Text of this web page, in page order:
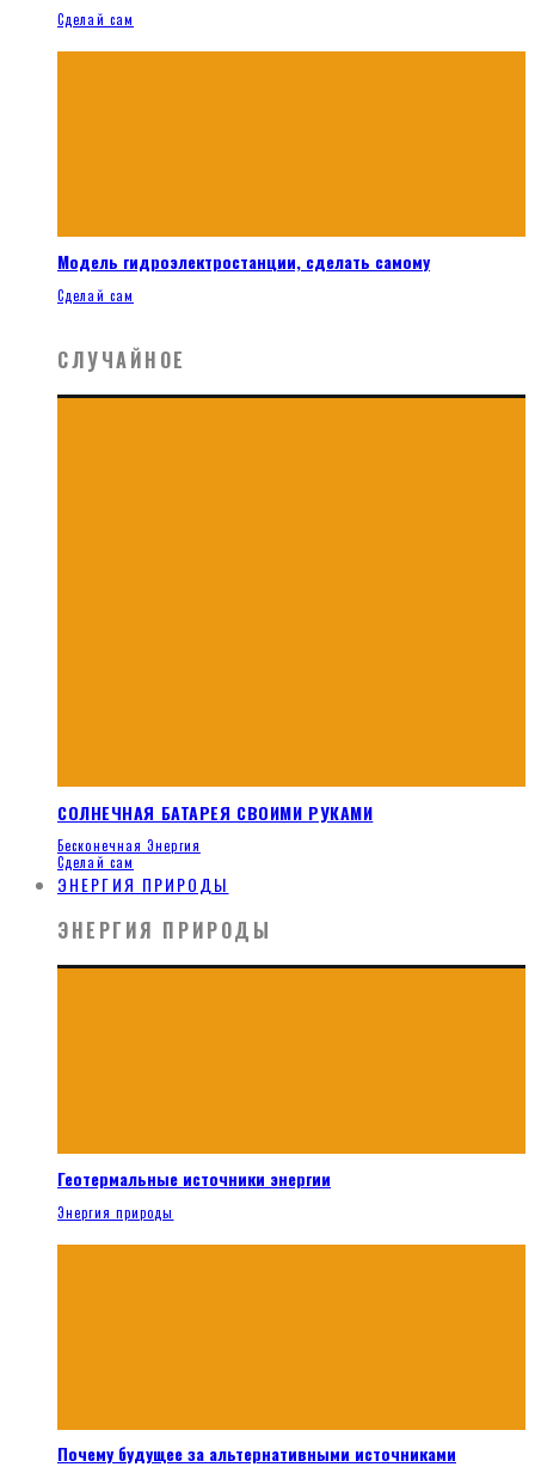
Сделай сам
Модель гидроэлектростанции, сделать самому
Сделай сам
СЛУЧАЙНОЕ
СОЛНЕЧНАЯ БАТАРЕЯ СВОИМИ РУКАМИ
Бесконечная Энергия
Сделай сам
ЭНЕРГИЯ ПРИРОДЫ
ЭНЕРГИЯ ПРИРОДЫ
Геотермальные источники энергии
Энергия природы
Почему будущее за альтернативными источниками